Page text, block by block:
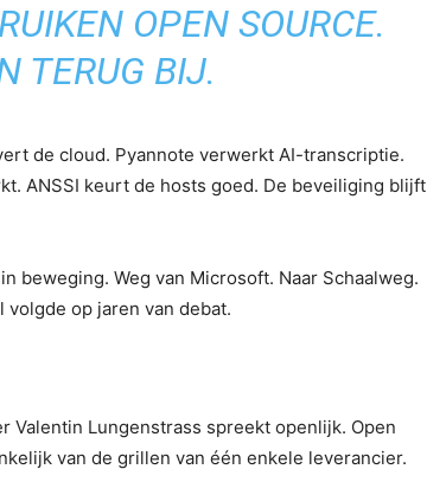
OPEN SOURCE.
TERUG BIJ.
de cloud. Pyannote verwerkt AI-transcriptie.
ANSSI keurt de hosts goed. De beveiliging blijft
beweging. Weg van Microsoft. Naar Schaalweg.
volgde op jaren van debat.
Valentin Lungenstrass spreekt openlijk. Open
van de grillen van één enkele leverancier.